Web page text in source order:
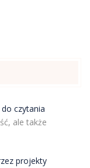
czytania
ale także
projekty